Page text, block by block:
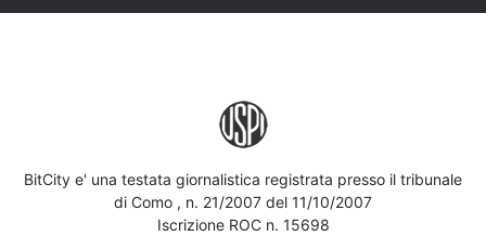
BitCity e' una testata giornalistica registrata presso il tribunale
di Como , n. 21/2007 del 11/10/2007
Iscrizione ROC n. 15698